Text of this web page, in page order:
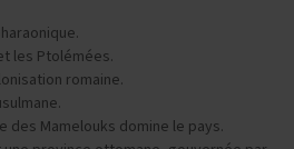
les Ptolémées.
romaine.
des Mamelouks domine le pays.